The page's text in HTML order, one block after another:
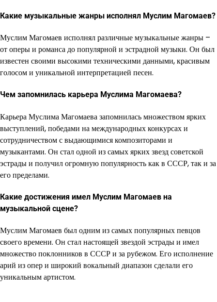
Какие музыкальные жанры исполнял Муслим Магомаев?
Муслим Магомаев исполнял различные музыкальные жанры –
от оперы и романса до популярной и эстрадной музыки. Он был
известен своими высокими техническими данными, красивым
голосом и уникальной интерпретацией песен.
Чем запомнилась карьера Муслима Магомаева?
Карьера Муслима Магомаева запомнилась множеством ярких
выступлений, победами на международных конкурсах и
сотрудничеством с выдающимися композиторами и
музыкантами. Он стал одной из самых ярких звезд советской
эстрады и получил огромную популярность как в СССР, так и за
его пределами.
Какие достижения имел Муслим Магомаев на
музыкальной сцене?
Муслим Магомаев был одним из самых популярных певцов
своего времени. Он стал настоящей звездой эстрады и имел
множество поклонников в СССР и за рубежом. Его исполнение
арий из опер и широкий вокальный диапазон сделали его
уникальным артистом.